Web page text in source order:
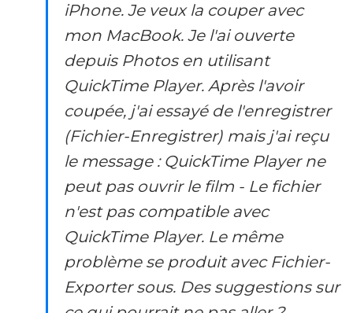
iPhone. Je veux la couper avec
mon MacBook. Je l'ai ouverte
depuis Photos en utilisant
QuickTime Player. Après l'avoir
coupée, j'ai essayé de l'enregistrer
(Fichier-Enregistrer) mais j'ai reçu
le message : QuickTime Player ne
peut pas ouvrir le film - Le fichier
n'est pas compatible avec
QuickTime Player. Le même
problème se produit avec Fichier-
Exporter sous. Des suggestions sur